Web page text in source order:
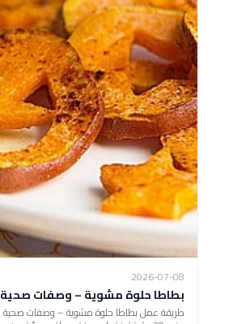
2026-07-08
بطاطا حلوة مشوية – وصفات صحية